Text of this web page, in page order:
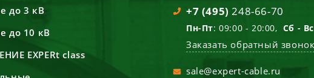
до 3 кВ
до 10 кВ
EXPERt class
+7 (495) 248-66-70
Пн-Пт: 09:00 - 20:00, Сб - Вс
Заказать обратный звонок
sale@expert-cable.ru